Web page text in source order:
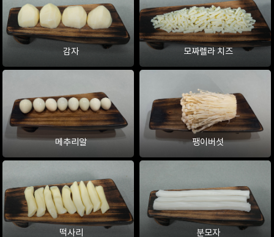
감자 모짜렐라 치즈
메추리알 팽이버섯
떡사리 분모자